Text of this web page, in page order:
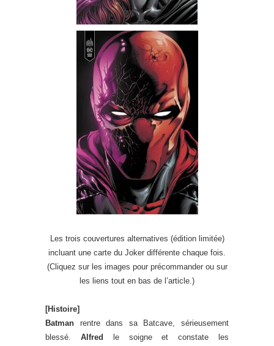
Les trois couvertures alternatives (édition limitée)
incluant une carte du Joker différente chaque fois.
(Cliquez sur les images pour précommander ou sur
les liens tout en bas de l’article.)
[Histoire]
Batman rentre dans sa Batcave, sérieusement
blessé. Alfred
le soigne et constate les